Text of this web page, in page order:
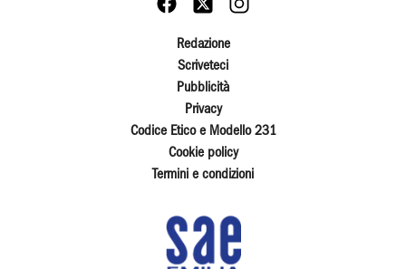
Redazione
Scriveteci
Pubblicità
Privacy
Codice Etico e Modello 231
Cookie policy
Termini e condizioni